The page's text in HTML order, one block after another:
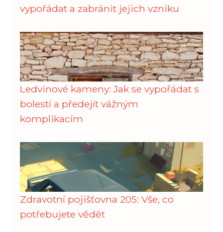
vypořádat a zabránit jejich vzniku
Ledvinové kameny: Jak se vypořádat s
bolestí a předejít vážným
komplikacím
Zdravotní pojišťovna 205: Vše, co
potřebujete vědět